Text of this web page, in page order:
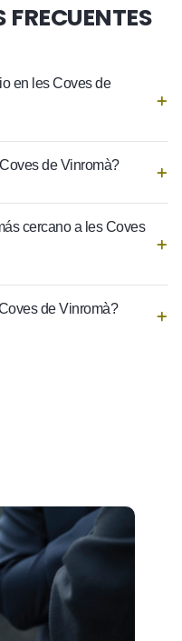
en les Coves de
de Vinromà?
cercano a les Coves
de Vinromà?